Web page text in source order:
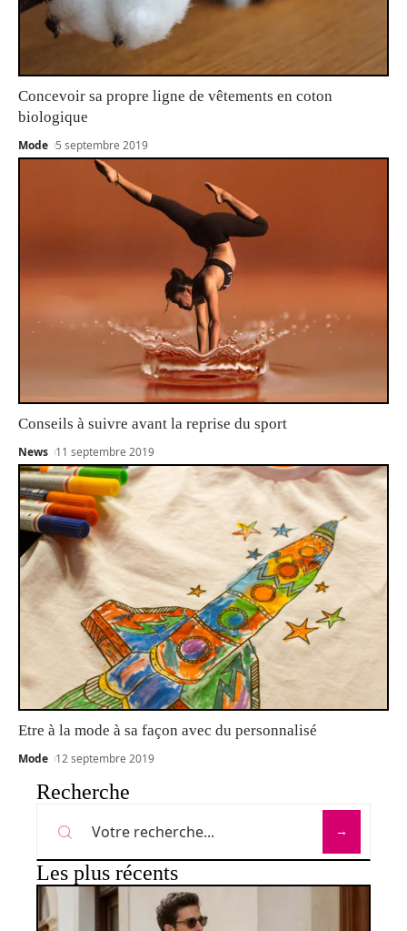
Concevoir sa propre ligne de vêtements en coton
biologique
Mode 5 septembre 2019
Conseils à suivre avant la reprise du sport
News 11 septembre 2019
Etre à la mode à sa façon avec du personnalisé
Mode 12 septembre 2019
Recherche
Les plus récents